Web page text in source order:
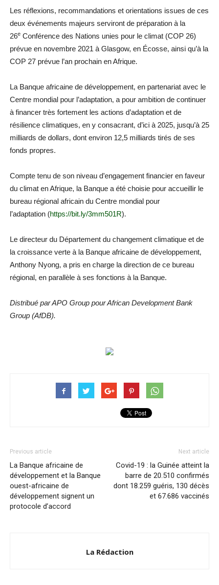
Les réflexions, recommandations et orientations issues de ces
deux événements majeurs serviront de préparation à la
26e Conférence des Nations unies pour le climat (COP 26)
prévue en novembre 2021 à Glasgow, en Écosse, ainsi qu’à la
COP 27 prévue l’an prochain en Afrique.
La Banque africaine de développement, en partenariat avec le
Centre mondial pour l’adaptation, a pour ambition de continuer
à financer très fortement les actions d’adaptation et de
résilience climatiques, en y consacrant, d’ici à 2025, jusqu’à 25
milliards de dollars, dont environ 12,5 milliards tirés de ses
fonds propres.
Compte tenu de son niveau d’engagement financier en faveur
du climat en Afrique, la Banque a été choisie pour accueillir le
bureau régional africain du Centre mondial pour
l’adaptation (https://bit.ly/3mm501R).
Le directeur du Département du changement climatique et de
la croissance verte à la Banque africaine de développement,
Anthony Nyong, a pris en charge la direction de ce bureau
régional, en parallèle à ses fonctions à la Banque.
Distribué par APO Group pour African Development Bank
Group (AfDB).
Previous article
La Banque africaine de
développement et la Banque
ouest-africaine de
développement signent un
protocole d’accord
Next article
Covid-19 : la Guinée atteint la
barre de 20.510 confirmés
dont 18.259 guéris, 130 décès
et 67.686 vaccinés
La Rédaction